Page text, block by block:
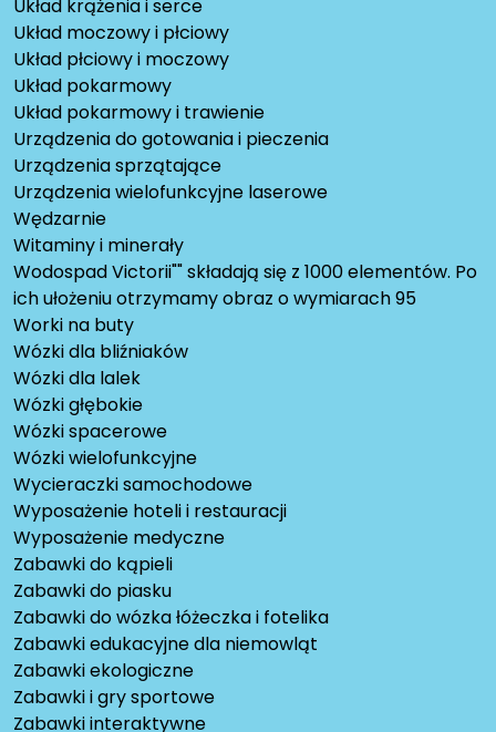
Układ krążenia i serce
Układ moczowy i płciowy
Układ płciowy i moczowy
Układ pokarmowy
Układ pokarmowy i trawienie
Urządzenia do gotowania i pieczenia
Urządzenia sprzątające
Urządzenia wielofunkcyjne laserowe
Wędzarnie
Witaminy i minerały
Wodospad Victorii"" składają się z 1000 elementów. Po
ich ułożeniu otrzymamy obraz o wymiarach 95
Worki na buty
Wózki dla bliźniaków
Wózki dla lalek
Wózki głębokie
Wózki spacerowe
Wózki wielofunkcyjne
Wycieraczki samochodowe
Wyposażenie hoteli i restauracji
Wyposażenie medyczne
Zabawki do kąpieli
Zabawki do piasku
Zabawki do wózka łóżeczka i fotelika
Zabawki edukacyjne dla niemowląt
Zabawki ekologiczne
Zabawki i gry sportowe
Zabawki interaktywne